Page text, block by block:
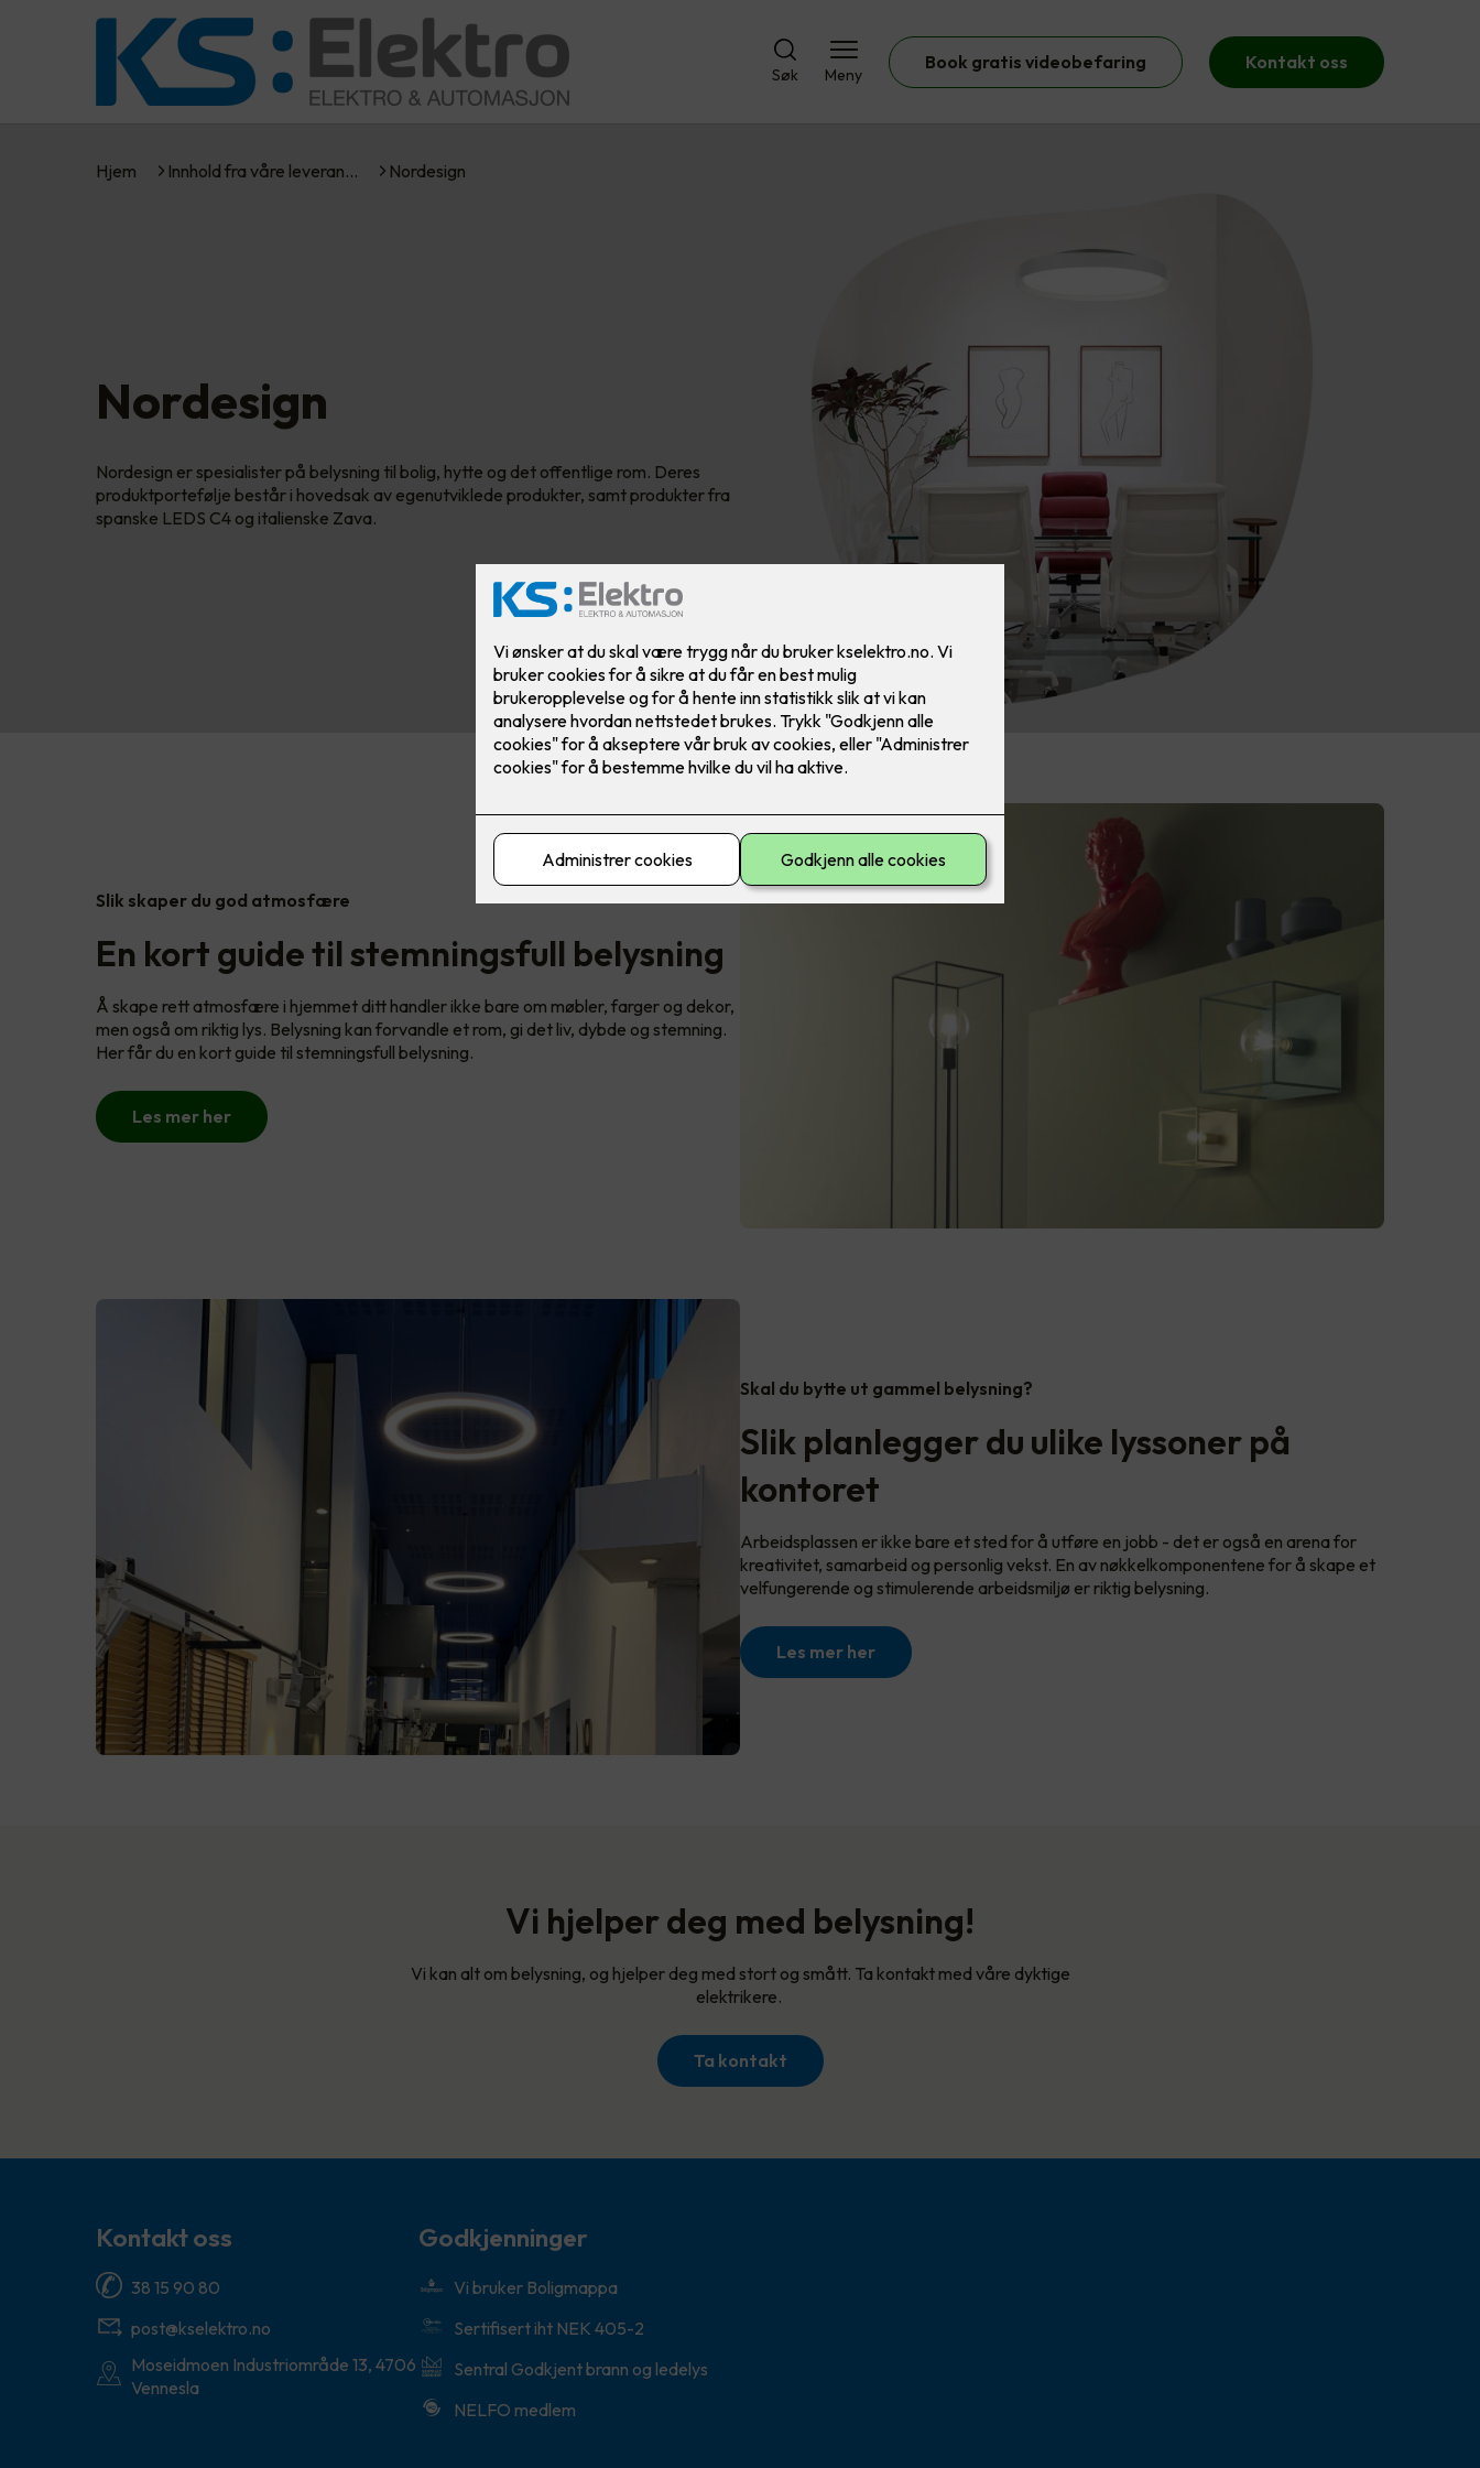
Søk Meny
Book gratis videobefaring Kontakt oss
Hjem Innhold fra våre leveran… Nordesign
Nordesign
Nordesign er spesialister på belysning til bolig, hytte og det offentlige rom. Deres
produktportefølje består i hovedsak av egenutviklede produkter, samt produkter fra
spanske LEDS C4 og italienske Zava.
Slik skaper du god atmosfære
En kort guide til stemningsfull belysning
Å skape rett atmosfære i hjemmet ditt handler ikke bare om møbler, farger og dekor,
men også om riktig lys. Belysning kan forvandle et rom, gi det liv, dybde og stemning.
Her får du en kort guide til stemningsfull belysning.
Les mer her
Skal du bytte ut gammel belysning?
Slik planlegger du ulike lyssoner på
kontoret
Arbeidsplassen er ikke bare et sted for å utføre en jobb - det er også en arena for
kreativitet, samarbeid og personlig vekst. En av nøkkelkomponentene for å skape et
velfungerende og stimulerende arbeidsmiljø er riktig belysning.
Les mer her
Vi hjelper deg med belysning!
Vi kan alt om belysning, og hjelper deg med stort og smått. Ta kontakt med våre dyktige
elektrikere.
Ta kontakt
Kontakt oss
38 15 90 80
post@kselektro.no
Moseidmoen Industriområde 13, 4706
Vennesla
Godkjenninger
Vi bruker Boligmappa
Sertifisert iht NEK 405-2
Sentral Godkjent brann og ledelys
NELFO medlem